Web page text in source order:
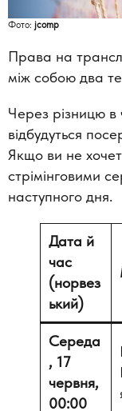
Фото: jcomp
Права на
між собою два
Через різницю
відбудуться
Якщо ви не
стрімінговими
наступного дня.
Дата й
час
(норвез
ький)
Середа
, 17
червня,
00:00